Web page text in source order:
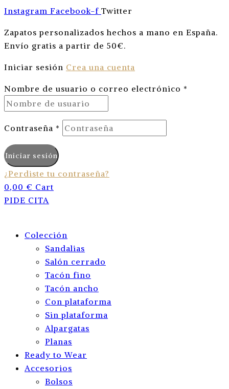
Instagram Facebook-f Twitter
Zapatos personalizados hechos a mano en España.
Envío gratis a partir de 50€.
Iniciar sesión Crea una cuenta
Nombre de usuario o correo electrónico *
Contraseña *
Iniciar sesión
¿Perdiste tu contraseña?
0,00 € Cart
PIDE CITA
Colección
Sandalias
Salón cerrado
Tacón fino
Tacón ancho
Con plataforma
Sin plataforma
Alpargatas
Planas
Ready to Wear
Accesorios
Bolsos